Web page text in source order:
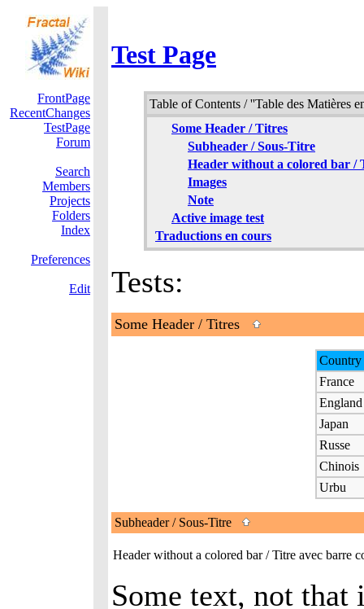
Test Page
FrontPage
RecentChanges
TestPage
Forum
Search
Members
Projects
Folders
Index
Preferences
Edit
Table of Contents / ''Table des Matières
Some Header / Titres
Subheader / Sous-Titre
Header without a colored bar /
Images
Note
Active image test
Traductions en cours
Tests:
Some Header / Titres
Country
France
England
Japan
Russe
Chinois
Urbu
Subheader / Sous-Titre
Header without a colored bar / Titre avec barre
Some text, not that